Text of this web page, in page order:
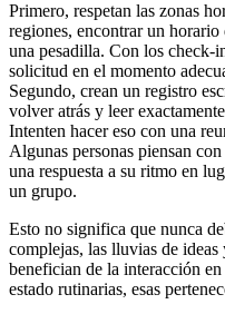
Primero, respetan las zonas
regiones, encontrar un
una pesadilla. Con los check-
solicitud en el momento
Segundo, crean un registro
volver atrás y leer
Intenten hacer eso con una
Algunas personas piensan
una respuesta a su ritmo en
un grupo.
Esto no significa que nunca
complejas, las lluvias de
benefician de la interacción
estado rutinarias, esas